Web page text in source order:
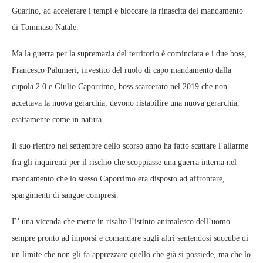
Guarino, ad accelerare i tempi e bloccare la rinascita del mandamento
di Tommaso Natale.
Ma la guerra per la supremazia del territorio è cominciata e i due boss,
Francesco Palumeri, investito del ruolo di capo mandamento dalla
cupola 2.0 e Giulio Caporrimo, boss scarcerato nel 2019 che non
accettava la nuova gerarchia, devono ristabilire una nuova gerarchia,
esattamente come in natura.
Il suo rientro nel settembre dello scorso anno ha fatto scattare l’allarme
fra gli inquirenti per il rischio che scoppiasse una guerra interna nel
mandamento che lo stesso Caporrimo era disposto ad affrontare,
spargimenti di sangue compresi.
E’ una vicenda che mette in risalto l’istinto animalesco dell’uomo
sempre pronto ad imporsi e comandare sugli altri sentendosi succube di
un limite che non gli fa apprezzare quello che già si possiede, ma che lo